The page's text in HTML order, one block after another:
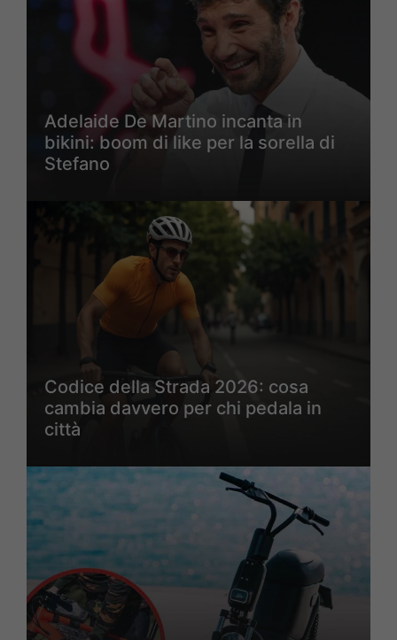
Adelaide De Martino incanta in
bikini: boom di like per la sorella di
Stefano
Codice della Strada 2026: cosa
cambia davvero per chi pedala in
città